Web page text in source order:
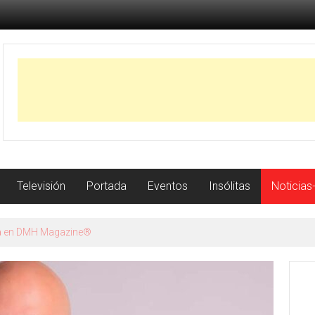
Televisión Portada Eventos Insólitas
con récord de jonrones a los 23 años